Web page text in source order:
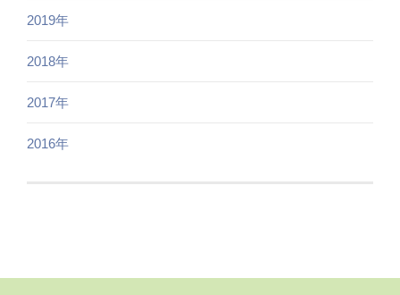
2019年
2018年
2017年
2016年